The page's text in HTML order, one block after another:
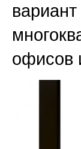
офисов